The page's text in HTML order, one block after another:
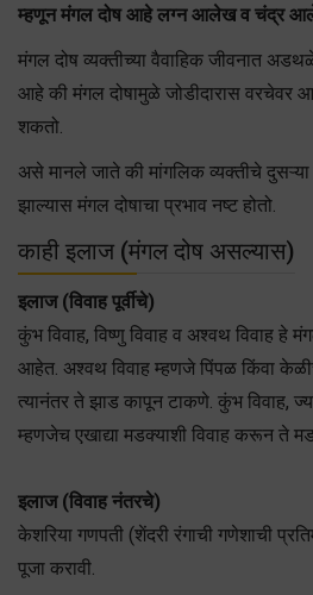
म्हणून मंगल दोष आहे लग्न आलेख व चंद्र
मंगल दोष व्यक्तीच्या वैवाहिक जीवनात
आहे की मंगल दोषामुळे जोडीदारास वरचेवर
शकतो.
असे मानले जाते की मांगलिक व्यक्तीचे दुसऱ्या
झाल्यास मंगल दोषाचा प्रभाव नष्ट होतो.
काही इलाज (मंगल दोष असल्यास)
इलाज (विवाह पूर्वीचे)
कुंभ विवाह, विष्णु विवाह व अश्वथ विवाह हे
आहेत. अश्वथ विवाह म्हणजे पिंपळ किंवा
त्यानंतर ते झाड कापून टाकणे. कुंभ विवाह,
म्हणजेच एखाद्या मडक्याशी विवाह करून ते
इलाज (विवाह नंतरचे)
केशरिया गणपती (शेंदरी रंगाची गणेशाची
पूजा करावी.